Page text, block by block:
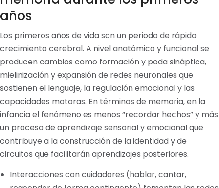
años
Los primeros años de vida son un periodo de rápido
crecimiento cerebral. A nivel anatómico y funcional se
producen cambios como formación y poda sináptica,
mielinización y expansión de redes neuronales que
sostienen el lenguaje, la regulación emocional y las
capacidades motoras. En términos de memoria, en la
infancia el fenómeno es menos “recordar hechos” y más
un proceso de aprendizaje sensorial y emocional que
contribuye a la construcción de la identidad y de
circuitos que facilitarán aprendizajes posteriores.
Interacciones con cuidadores (hablar, cantar,